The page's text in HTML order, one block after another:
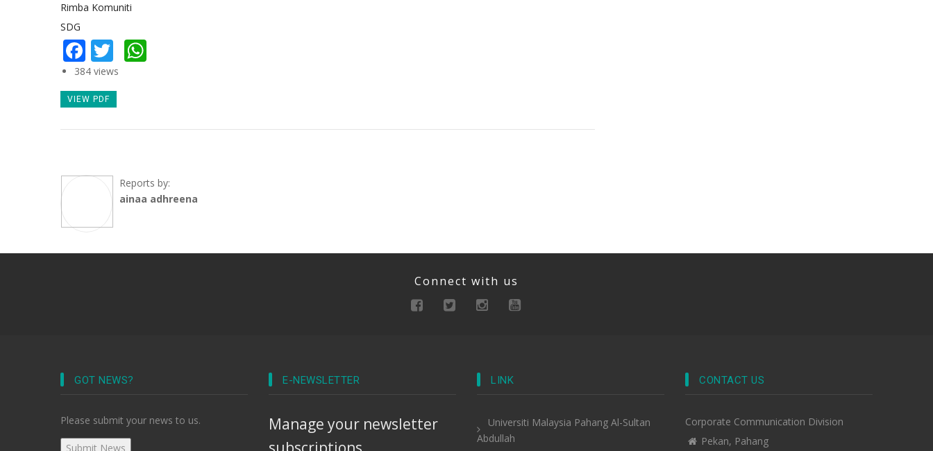
Rimba Komuniti
SDG
Facebook
Twitter
384 views
VIEW PDF
Reports by:
ainaa adhreena
Connect with us
GOT NEWS?
Please submit your news to us.
E-NEWSLETTER
Manage your newsletter
LINK
Universiti Malaysia Pahang Al-Sultan
Abdullah
CONTACT US
Corporate Communication Division
Pekan, Pahang